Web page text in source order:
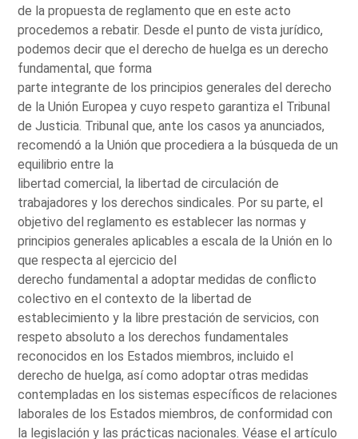
de la propuesta de reglamento que en este acto
procedemos a rebatir. Desde el punto de vista jurídico,
podemos decir que el derecho de huelga es un derecho
fundamental, que forma
parte integrante de los principios generales del derecho
de la Unión Europea y cuyo respeto garantiza el Tribunal
de Justicia. Tribunal que, ante los casos ya anunciados,
recomendó a la Unión que procediera a la búsqueda de un
equilibrio entre la
libertad comercial, la libertad de circulación de
trabajadores y los derechos sindicales. Por su parte, el
objetivo del reglamento es establecer las normas y
principios generales aplicables a escala de la Unión en lo
que respecta al ejercicio del
derecho fundamental a adoptar medidas de conflicto
colectivo en el contexto de la libertad de
establecimiento y la libre prestación de servicios, con
respeto absoluto a los derechos fundamentales
reconocidos en los Estados miembros, incluido el
derecho de huelga, así como adoptar otras medidas
contempladas en los sistemas específicos de relaciones
laborales de los Estados miembros, de conformidad con
la legislación y las prácticas nacionales. Véase el artículo